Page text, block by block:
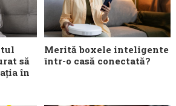
să
în
Merită boxele inteligente
într-o casă conectată?